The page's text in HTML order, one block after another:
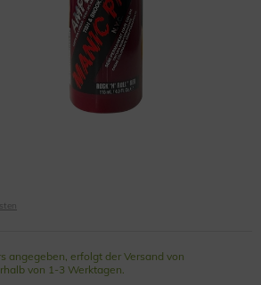
angegeben, erfolgt der Versand von
von 1-3 Werktagen.